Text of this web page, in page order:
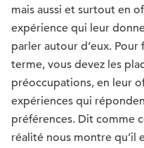
mais aussi et surtout en
expérience qui leur
parler autour d’eux.
terme, vous devez les
préoccupations, en leur
expériences qui
préférences. Dit comme
réalité nous montre qu’il